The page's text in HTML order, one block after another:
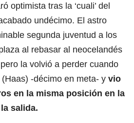
optimista tras la ‘cuali’ del
undécimo. El astro
segunda juventud a los
al rebasar al neocelandés
la volvió a perder cuando
-décimo en meta- y vio
en la misma posición en la
salida.